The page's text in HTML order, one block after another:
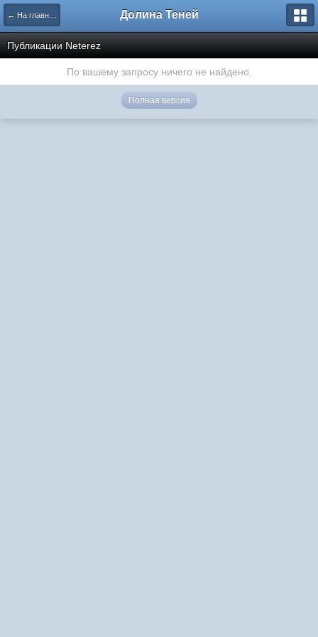
← На главную Долина Теней
Публикации Neterez
По вашему запросу ничего не найдено.
Полная версия